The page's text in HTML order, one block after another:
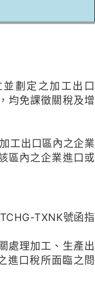
劃定之加工出口
均免課徵關稅及增
工出口區內之企業
區內之企業進口或
TXNK號函指
處理加工、生產出
進口稅所面臨之問